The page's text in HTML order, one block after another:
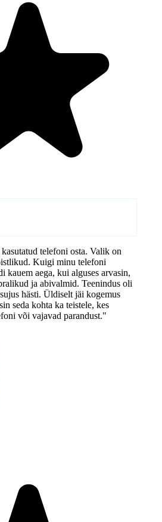
telefoni osta. Valik on
Kuigi minu telefoni
kauem aega, kui alguses arvasin,
ja abivalmid. Teenindus oli
hästi. Üldiselt jäi kogemus
seda kohta ka teistele, kes
või vajavad parandust."